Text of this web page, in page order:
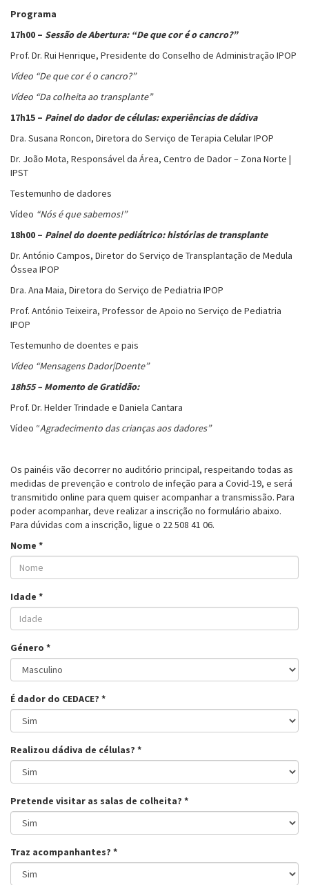
Programa
17h00 – Sessão de Abertura: “De que cor é o cancro?”
Prof. Dr. Rui Henrique, Presidente do Conselho de Administração IPOP
Vídeo “De que cor é o cancro?”
Vídeo “Da colheita ao transplante”
17h15 – Painel do dador de células: experiências de dádiva
Dra. Susana Roncon, Diretora do Serviço de Terapia Celular IPOP
Dr. João Mota, Responsável da Área, Centro de Dador – Zona Norte |
IPST
Testemunho de dadores
Vídeo “Nós é que sabemos!”
18h00 – Painel do doente pediátrico: histórias de transplante
Dr. António Campos, Diretor do Serviço de Transplantação de Medula
Óssea IPOP
Dra. Ana Maia, Diretora do Serviço de Pediatria IPOP
Prof. António Teixeira, Professor de Apoio no Serviço de Pediatria
IPOP
Testemunho de doentes e pais
Vídeo “Mensagens Dador|Doente”
18h55 – Momento de Gratidão:
Prof. Dr. Helder Trindade e Daniela Cantara
Vídeo “Agradecimento das crianças aos dadores”
Os painéis vão decorrer no auditório principal, respeitando todas as
medidas de prevenção e controlo de infeção para a Covid-19, e será
transmitido online para quem quiser acompanhar a transmissão. Para
poder acompanhar, deve realizar a inscrição no formulário abaixo.
Para dúvidas com a inscrição, ligue o 22 508 41 06.
Nome *
Idade *
Género *
É dador do CEDACE? *
Realizou dádiva de células? *
Pretende visitar as salas de colheita? *
Traz acompanhantes? *